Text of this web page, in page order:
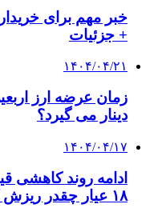
خبر مهم برای
+ جزئیات
۱۴۰۴/۰۴/۲۱
زمان عرضه ارز
دینار می گیرد؟
۱۴۰۴/۰۴/۱۷
ادامه روند کاهشی
۱۸ عیار چقدر ریزش کرد؟ | جدول قیمت ها